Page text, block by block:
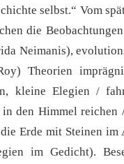
selbst.“ Vom
die
Neimanis),
Theorien
kleine Elegien /
den Himmel
Erde mit Steinen im
im Gedicht).